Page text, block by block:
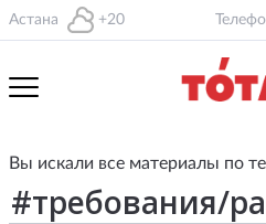
Астана +20
Вы искали все материалы по